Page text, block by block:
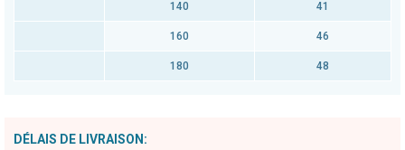
140 41
160 46
180 48
DÉLAIS DE LIVRAISON: